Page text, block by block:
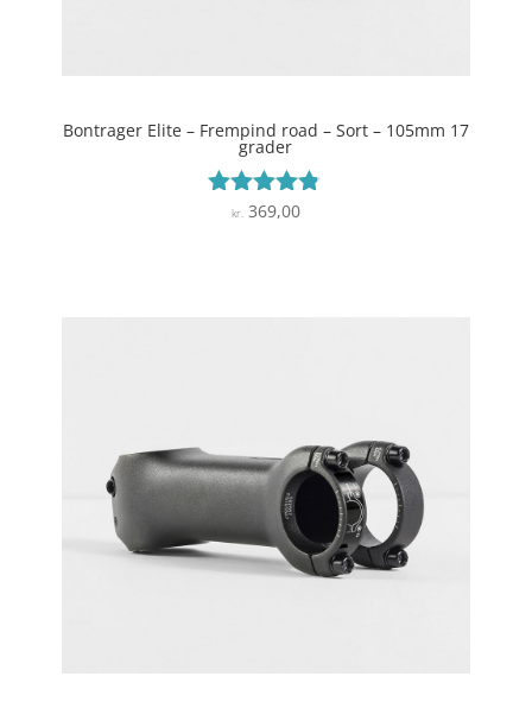
Bontrager Elite – Frempind road – Sort – 105mm 17
grader
Vurderet
kr. 369,00